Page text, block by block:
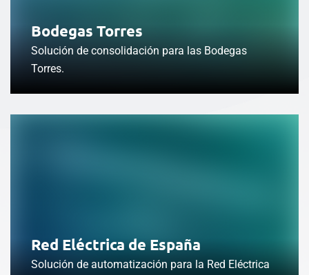
Bodegas Torres
Solución de consolidación para las Bodegas
Torres.
Red Eléctrica de España
Solución de automatización para la Red Eléctrica